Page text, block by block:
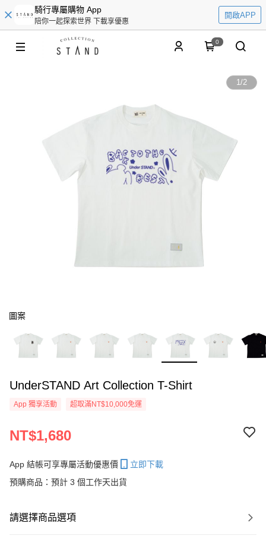
騎行專屬購物 App
陪你一起探索世界 下載享優惠
開啟APP
0
1/2
圖案
UnderSTAND Art Collection T-Shirt
App 獨享活動 超取滿NT$10,000免運
NT$1,680
App 結帳可享專屬活動優惠價
立即下載
預購商品：預計 3 個工作天出貨
請選擇商品選項